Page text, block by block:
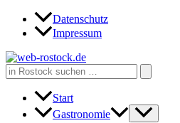
Zum
Inhalt
Datenschutz
Impressum
Search
for:
Start
Gastronomie